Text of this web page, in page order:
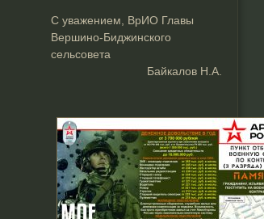
С уважением, ВрИО Главы
Вершино-Биджинского
сельсовета
Байкалов Н.А.